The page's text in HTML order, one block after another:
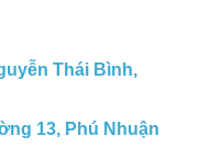
Thái Bình,
13, Phú Nhuận